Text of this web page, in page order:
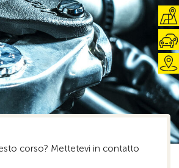
corso? Mettetevi in ​​contatto